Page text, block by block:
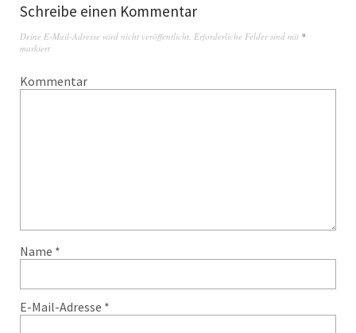
Schreibe einen Kommentar
Deine E-Mail-Adresse wird nicht veröffentlicht. Erforderliche Felder sind mit *
markiert
Kommentar
Name *
E-Mail-Adresse *